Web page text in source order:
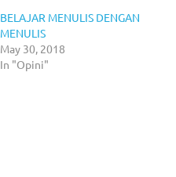
BELAJAR MENULIS DENGAN
MENULIS
May 30, 2018
In "Opini"